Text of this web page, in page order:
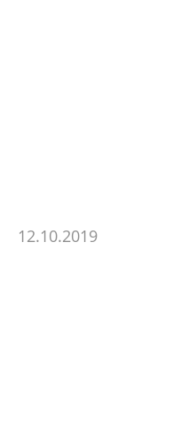
12.10.2019